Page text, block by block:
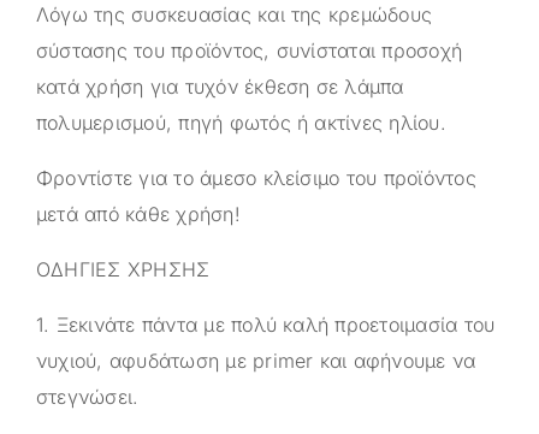
Λόγω της συσκευασίας και της κρεμώδους
σύστασης του προϊόντος, συνίσταται προσοχή
κατά χρήση για τυχόν έκθεση σε λάμπα
πολυμερισμού, πηγή φωτός ή ακτίνες ηλίου.
Φροντίστε για το άμεσο κλείσιμο του προϊόντος
μετά από κάθε χρήση!
ΟΔΗΓΙΕΣ ΧΡΗΣΗΣ
1. Ξεκινάτε πάντα με πολύ καλή προετοιμασία του
νυχιού, αφυδάτωση με primer και αφήνουμε να
στεγνώσει.